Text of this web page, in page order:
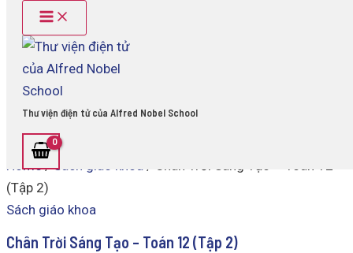
content
Main
Menu
Thư viện điện tử của Alfred Nobel School
Home/Sách giáo khoa / Chân Trời Sáng Tạo – Toán 12
(Tập 2)
Sách giáo khoa
Chân Trời Sáng Tạo – Toán 12 (Tập 2)
Sáng
Toán
(Tập
quantity